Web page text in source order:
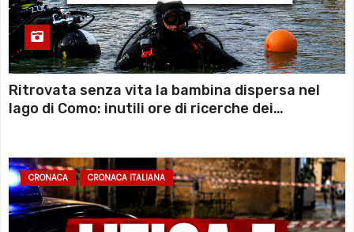
Ritrovata senza vita la bambina dispersa nel
lago di Como: inutili ore di ricerche dei
CRONACA CRONACA ITALIANA